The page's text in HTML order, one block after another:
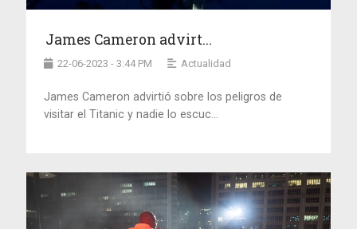
James Cameron advirt...
22-06-2023 - 3:44 PM Actualidad
James Cameron advirtió sobre los peligros de
visitar el Titanic y nadie lo escuc...